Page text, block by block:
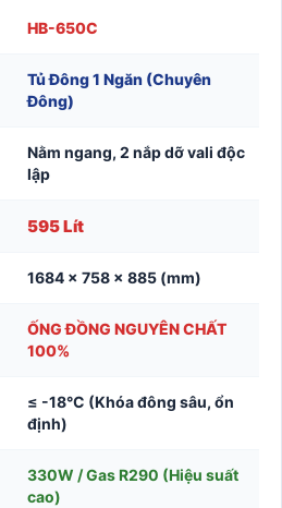
HB-650C
Tủ Đông 1 Ngăn (Chuyên
Đông)
Nằm ngang, 2 nắp dỡ vali độc
lập
595 Lít
1684 x 758 x 885 (mm)
ỐNG ĐỒNG NGUYÊN CHẤT
100%
≤ -18°C (Khóa đông sâu, ổn
định)
330W / Gas R290 (Hiệu suất
cao)